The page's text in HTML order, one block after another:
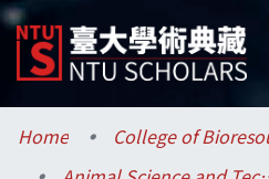
Communities &
Home